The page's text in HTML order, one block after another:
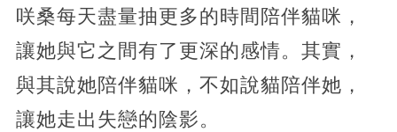
咲桑每天盡量抽更多的時間陪伴貓咪，
讓她與它之間有了更深的感情。其實，
與其說她陪伴貓咪，不如說貓陪伴她，
讓她走出失戀的陰影。